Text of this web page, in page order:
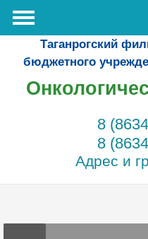
Таганрогский
бюджетного
8
8
Адрес и